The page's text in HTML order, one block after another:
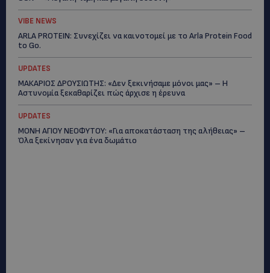
εξακολούθηση
Επικοινωνία: marketing@oloimedia.com